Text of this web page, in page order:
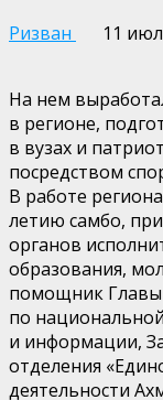
Ризван 11
На нем
в регионе,
в вузах и
посредством
В работе
летию самбо,
органов
образования,
помощник Главы
по
и информации,
отделения
деятельности